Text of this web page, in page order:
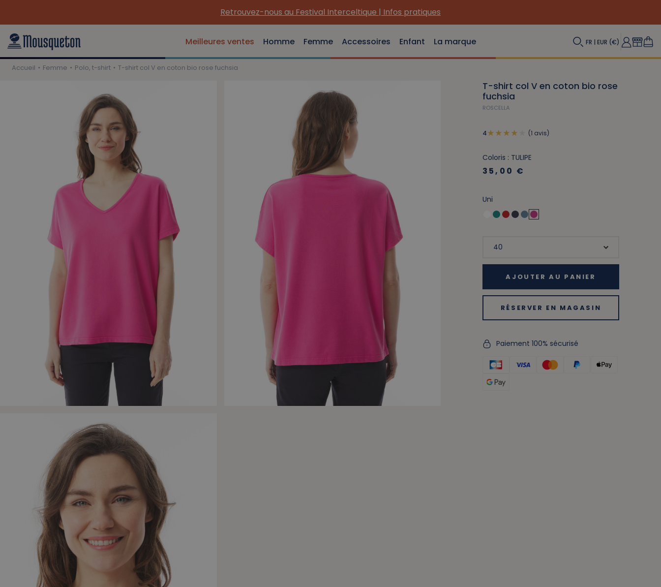
Retrouvez-nous au Festival Interceltique | Infos pratiques
Meilleures ventes Homme Femme Accessoires Enfant La marque FR | EUR (€)
T-shirt col V en coton bio rose
fuchsia
ROSCELLA
4 (1 avis)
Coloris : TULIPE
35,00 €
Uni
AJOUTER AU PANIER
RÉSERVER EN MAGASIN
Paiement 100% sécurisé
Accueil Femme Polo, t-shirt T-shirt col V en coton bio rose fuchsia